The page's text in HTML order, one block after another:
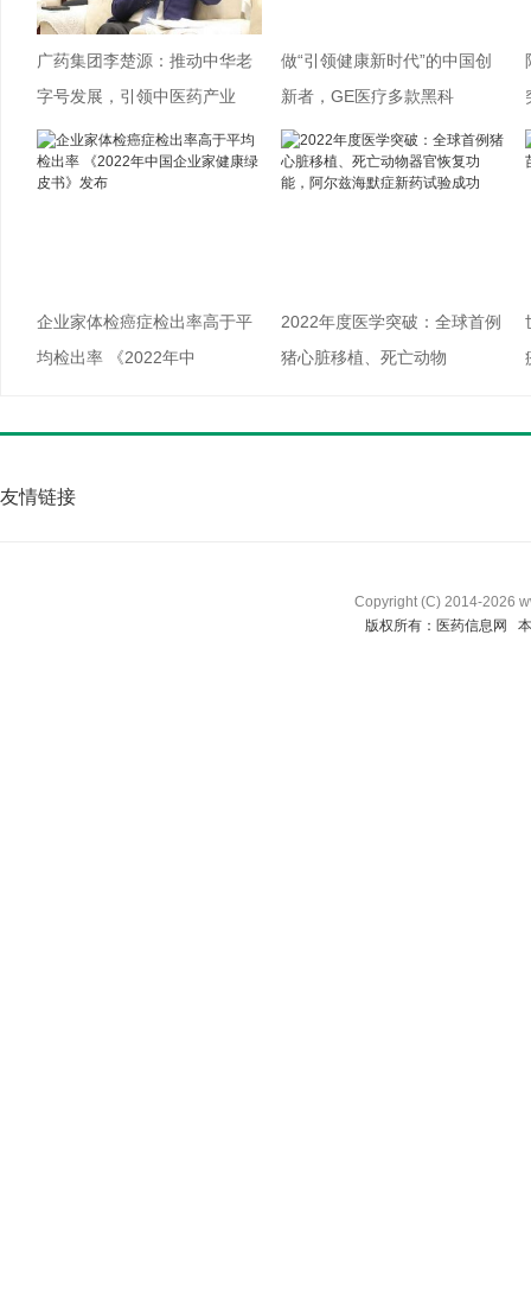
广药集团李楚源：推动中华老
字号发展，引领中医药产业
做“引领健康新时代”的中国创
新者，GE医疗多款黑科
企业家体检癌症检出率高于平
均检出率 《2022年中
2022年度医学突破：全球首例
猪心脏移植、死亡动物
友情链接
Copyright (C) 2014-2026
版权所有：医药信息网